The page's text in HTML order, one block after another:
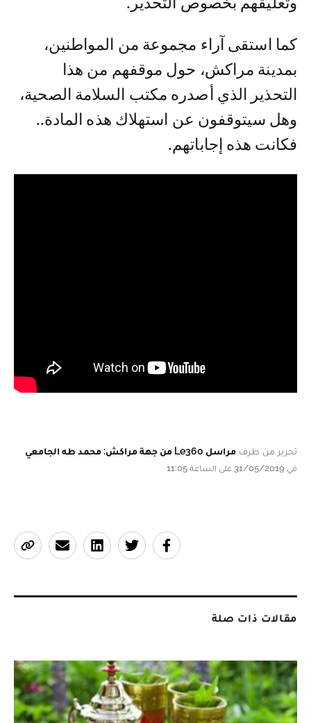
كما استقى آراء مجموعة من المواطنين،
بمدينة مراكش، حول موقفهم من هذا
التحذير الذي أصدره مكتب السلامة الصحية،
وهل سيتوقفون عن استهلاك هذه المادة..
فكانت هذه إجاباتهم.
تحرير من طرف مراسل Le360 من جهة مراكش: محمد طه الجامعي
في 31/05/2019 على الساعة 11:05
مقالات ذات صلة